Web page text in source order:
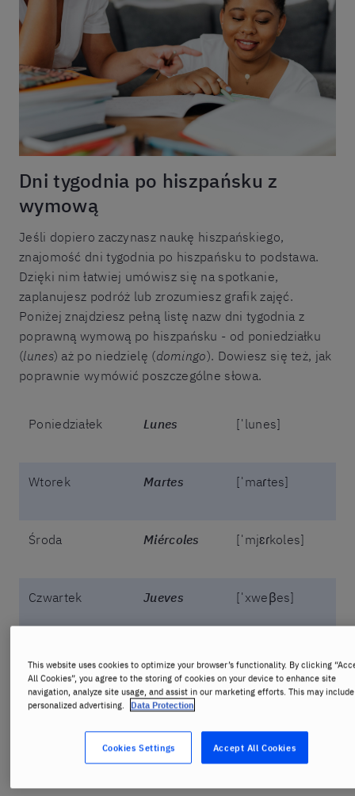
Dni tygodnia po hiszpańsku z
wymową
Jeśli dopiero zaczynasz naukę hiszpańskiego,
znajomość dni tygodnia po hiszpańsku to podstawa.
Dzięki nim łatwiej umówisz się na spotkanie,
zaplanujesz podróż lub zrozumiesz grafik zajęć.
Poniżej znajdziesz pełną listę nazw dni tygodnia z
poprawną wymową po hiszpańsku - od poniedziałku
(lunes) aż po niedzielę (domingo). Dowiesz się też, jak
poprawnie wymówić poszczególne słowa.
Poniedziałek Lunes [ˈlunes]
Wtorek Martes [ˈmaɾtes]
Środa Miércoles [ˈmjɛɾkoles]
Czwartek Jueves [ˈxweβes]
Sobota Sábado
This website uses cookies to optimize your browser’s functionality. By clicking
All Cookies”, you agree to the storing of cookies on your device to enhance site
navigation, analyze site usage, and assist in our marketing efforts. This may include
personalized advertising. Data Protection
Accept All Cookies
Cookies Settings